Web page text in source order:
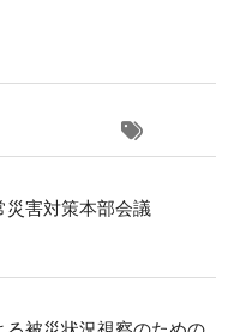
災害対策本部会議